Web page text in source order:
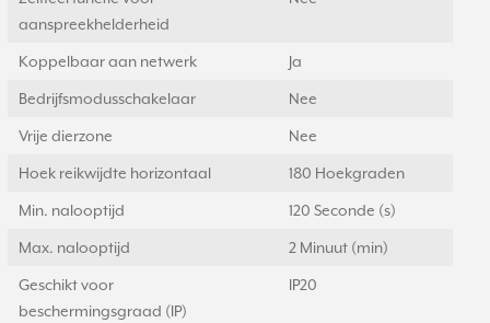
aanspreekhelderheid
Koppelbaar aan netwerk Ja
Bedrijfsmodusschakelaar Nee
Vrije dierzone Nee
Hoek reikwijdte horizontaal 180 Hoekgraden
Min. nalooptijd 120 Seconde (s)
Max. nalooptijd 2 Minuut (min)
Geschikt voor
beschermingsgraad (IP)
IP20